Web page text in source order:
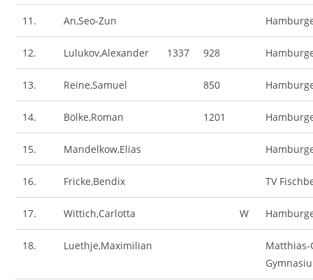
11. An,Seo-Zun
12. Lulukov,Alexander 1337 928
13. Reine,Samuel 850
14. Bölke,Roman 1201
15. Mandelkow,Elias
16. Fricke,Bendix TV
17. Wittich,Carlotta W
18. Luethje,Maximilian